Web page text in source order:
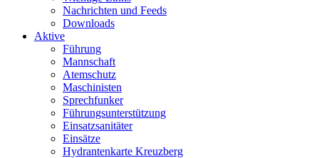
Nachrichten und Feeds
Downloads
Aktive
Führung
Mannschaft
Atemschutz
Maschinisten
Sprechfunker
Führungsunterstützung
Einsatzsanitäter
Einsätze
Hydrantenkarte Kreuzberg